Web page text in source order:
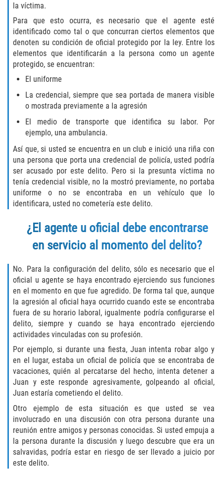
Leyes sobre Marihuana en California
Proposición 36
Posesión De Parafernalia De Drogas
Posesión de Sustancias Controladas
Posesión de una Sustancia
Controlada para la Venta
Posesión de Marihuana
Posesión De Metanfetamina
Programa de Desviación Previo al
Juicio
Controladas Para La Venta
Delitos de Fraude
Fraude al Sistema de Salud
Trabajadores
Fraude con Cheques
Fraude de Juego
Fraude de Seguro de Auto
Fraude de Tarjeta de Crédito
la víctima.
Para que esto ocurra, es necesario que el agente esté
identificado como tal o que concurran ciertos elementos que
denoten su condición de oficial protegido por la ley. Entre los
elementos que identificarán a la persona como un agente
protegido, se encuentran:
El uniforme
La credencial, siempre que sea portada de manera visible
o mostrada previamente a la agresión
El medio de transporte que identifica su labor. Por
ejemplo, una ambulancia.
Así que, si usted se encuentra en un club e inició una riña con
una persona que porta una credencial de policía, usted podría
ser acusado por este delito. Pero si la presunta víctima no
tenía credencial visible, no la mostró previamente, no portaba
uniforme o no se encontraba en un vehículo que lo
identificara, usted no cometería este delito.
¿El agente u oficial debe encontrarse
en servicio al momento del delito?
No. Para la configuración del delito, sólo es necesario que el
oficial u agente se haya encontrado ejerciendo sus funciones
en el momento en que fue agredido. De forma tal que, aunque
la agresión al oficial haya ocurrido cuando este se encontraba
fuera de su horario laboral, igualmente podría configurarse el
delito, siempre y cuando se haya encontrado ejerciendo
actividades vinculadas con su profesión.
Por ejemplo, si durante una fiesta, Juan intenta robar algo y
en el lugar, estaba un oficial de policía que se encontraba de
vacaciones, quién al percatarse del hecho, intenta detener a
Juan y este responde agresivamente, golpeando al oficial,
Juan estaría cometiendo el delito.
Otro ejemplo de esta situación es que usted se vea
involucrado en una discusión con otra persona durante una
reunión entre amigos y personas conocidas. Si usted empuja a
la persona durante la discusión y luego descubre que era un
salvavidas, podría estar en riesgo de ser llevado a juicio por
este delito.